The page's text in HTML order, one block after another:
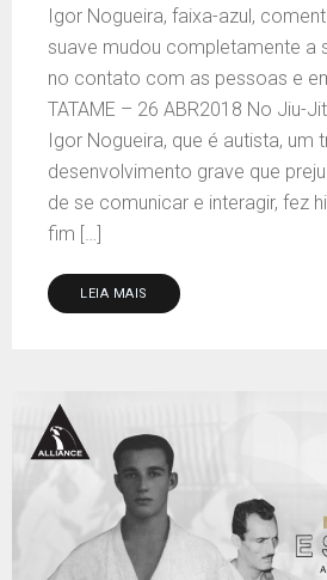
Igor Nogueira, faixa-azul,
suave mudou completamente a
no contato com as pessoas e
TATAME – 26 ABR2018 No Jiu-
Igor Nogueira, que é autista, um
desenvolvimento grave que
de se comunicar e interagir, fez
fim […]
LEIA MAIS